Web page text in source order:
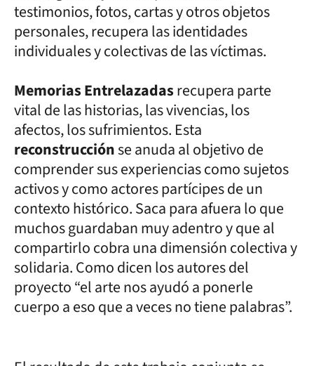
testimonios, fotos, cartas y otros objetos
personales, recupera las identidades
individuales y colectivas de las víctimas.
Memorias Entrelazadasrecupera parte
vital de las historias, las vivencias, los
afectos, los sufrimientos. Esta
reconstrucciónse anuda al objetivo de
comprender sus experiencias como sujetos
activos y como actores partícipes de un
contexto histórico. Saca para afuera lo que
muchos guardaban muy adentro y que al
compartirlo cobra una dimensión colectiva y
solidaria. Como dicen los autores del
proyecto “el arte nos ayudó a ponerle
cuerpo a eso que a veces no tiene palabras”.